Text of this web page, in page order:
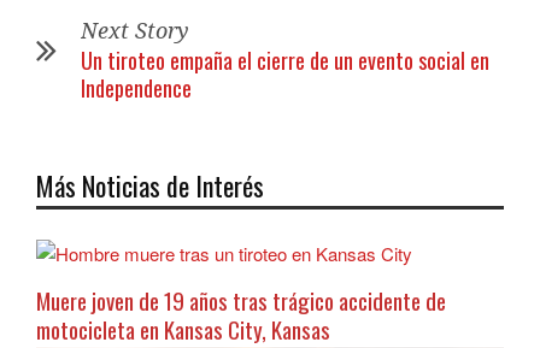
Next Story
Un tiroteo empaña el cierre de un evento social en
Independence
Más Noticias de Interés
Muere joven de 19 años tras trágico accidente de
motocicleta en Kansas City, Kansas